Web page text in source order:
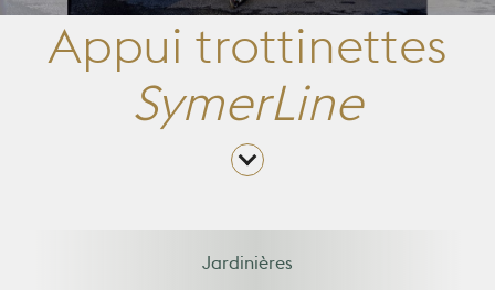
Appui trottinettes
SymerLine
Jardinières